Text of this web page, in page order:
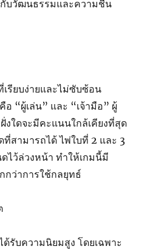
กับวัฒนธรรมและความชื่น
รียบง่ายและไม่ซับซ้อน
อ “ผู้เล่น” และ “เจ้ามือ” ผู้
งใดจะมีคะแนนใกล้เคียงที่สุด
สามารถได้ ไพ่ใบที่ 2 และ 3
ไว้ล่วงหน้า ทำให้เกมนี้มี
กว่าการใช้กลยุทธ์
รับความนิยมสูง โดยเฉพาะ